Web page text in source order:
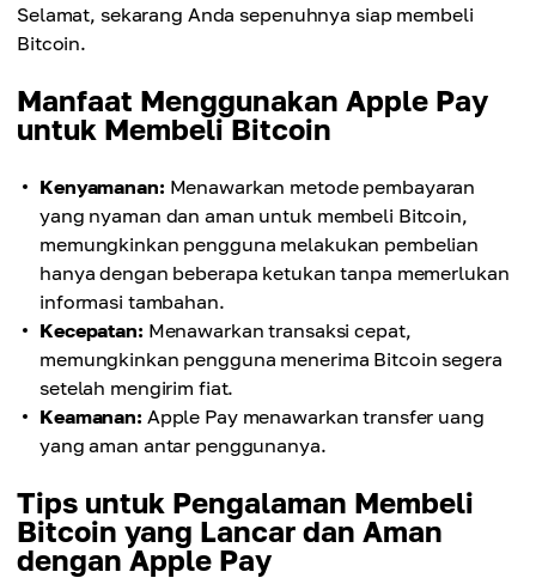
Selamat, sekarang Anda sepenuhnya siap membeli
Bitcoin.
Manfaat Menggunakan Apple Pay
untuk Membeli Bitcoin
Kenyamanan: Menawarkan metode pembayaran
yang nyaman dan aman untuk membeli Bitcoin,
memungkinkan pengguna melakukan pembelian
hanya dengan beberapa ketukan tanpa memerlukan
informasi tambahan.
Kecepatan: Menawarkan transaksi cepat,
memungkinkan pengguna menerima Bitcoin segera
setelah mengirim fiat.
Keamanan: Apple Pay menawarkan transfer uang
yang aman antar penggunanya.
Tips untuk Pengalaman Membeli
Bitcoin yang Lancar dan Aman
dengan Apple Pay